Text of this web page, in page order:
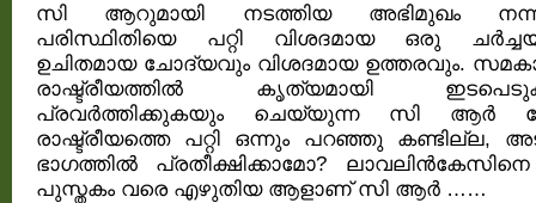
സി ആറുമായി നടത്തിയ അഭിമുഖം
പരിസ്ഥിതിയെ പറ്റി വിശദമായ ഒരു
ഉചിതമായ ചോദ്യവും വിശദമായ ഉത്തരവും.
രാഷ്ട്രീയത്തില്‍ കൃത്യമായി
പ്രവര്‍ത്തിക്കുകയും ചെയ്യുന്ന സി ആര്‍
രാഷ്ട്രീയത്തെ പറ്റി ഒന്നും പറഞ്ഞു കണ്ടില്ല,
ഭാഗത്തില്‍ പ്രതീക്ഷിക്കാമോ? ലാവലിന്‍കേസിനെ
പുസ്തകം വരെ എഴുതിയ ആളാണ്‌ സി ആര്‍ ……